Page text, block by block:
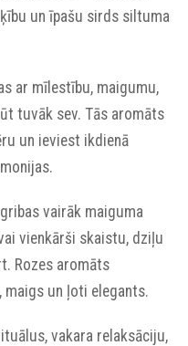
un īpašu sirds siltuma
ar mīlestību, maigumu,
tuvāk sev. Tās aromāts
un ieviest ikdienā
vairāk maiguma
vienkārši skaistu, dziļu
Rozes aromāts
un ļoti elegants.
vakara relaksāciju,